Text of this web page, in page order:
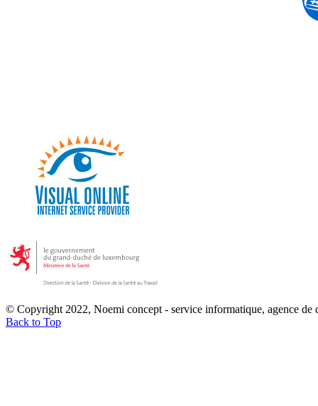
© Copyright 2022, Noemi concept - service informatique, agence
Back to Top